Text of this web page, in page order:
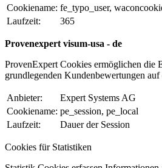
Cookiename: fe_typo_user,
Laufzeit:
365
Provenexpert visum-usa - de
ProvenExpert Cookies ermöglichen die
grundlegenden Kundenbewertungen auf
Anbieter:
Expert Systems AG
Cookiename: pe_session, pe_local
Laufzeit:
Dauer der Session
Cookies für Statistiken